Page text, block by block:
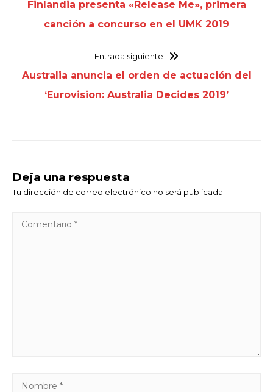
Finlandia presenta «Release Me», primera
canción a concurso en el UMK 2019
Entrada siguiente
Australia anuncia el orden de actuación del
‘Eurovision: Australia Decides 2019’
Deja una respuesta
Tu dirección de correo electrónico no será publicada.